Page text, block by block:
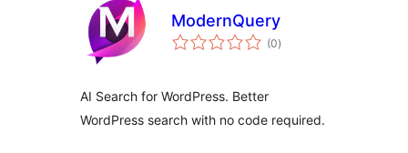
ModernQuery
(0total
de
)
AI Search for WordPress. Better
WordPress search with no code required.